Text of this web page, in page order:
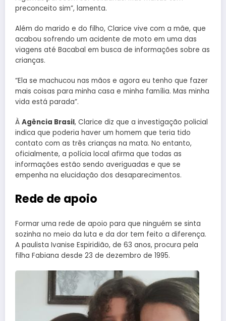
preconceito sim”, lamenta.
Além do marido e do filho, Clarice vive com a mãe, que
acabou sofrendo um acidente de moto em uma das
viagens até Bacabal em busca de informações sobre as
crianças.
“Ela se machucou nas mãos e agora eu tenho que fazer
mais coisas para minha casa e minha família. Mas minha
vida está parada”.
À Agência Brasil, Clarice diz que a investigação policial
indica que poderia haver um homem que teria tido
contato com as três crianças na mata. No entanto,
oficialmente, a polícia local afirma que todas as
informações estão sendo averiguadas e que se
empenha na elucidação dos desaparecimentos.
Rede de apoio
Formar uma rede de apoio para que ninguém se sinta
sozinha no meio da luta e da dor tem feito a diferença.
A paulista Ivanise Espiridião, de 63 anos, procura pela
filha Fabiana desde 23 de dezembro de 1995.